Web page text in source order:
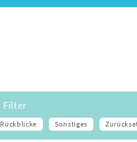
Filter
Rückblicke Sonstiges